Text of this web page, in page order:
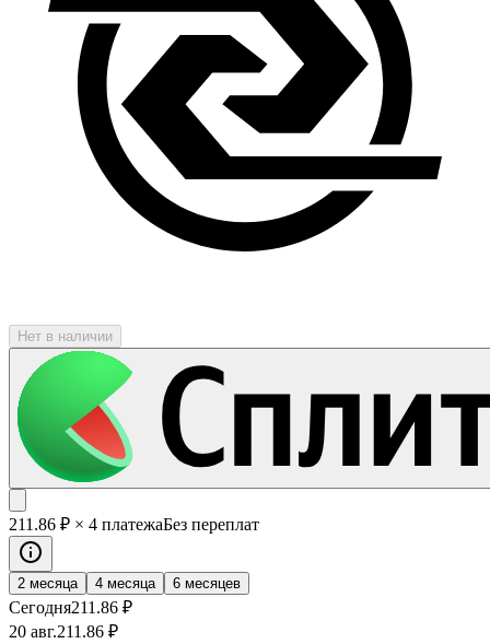
Нет в наличии
211 .86 ₽ × 4 платежаБез переплат
2 месяца 4 месяца 6 месяцев
Сегодня211 .86 ₽
20 авг.211 .86 ₽